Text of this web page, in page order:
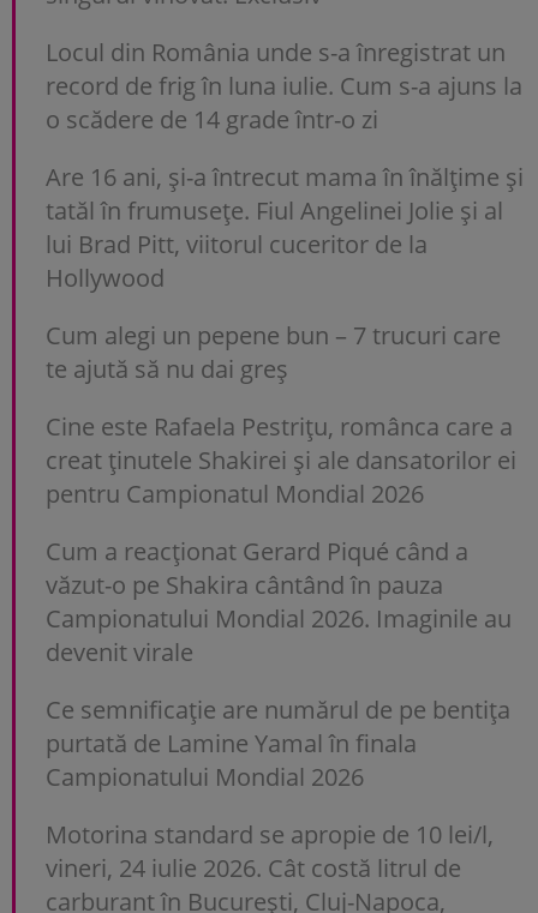
Locul din România unde s-a înregistrat un
record de frig în luna iulie. Cum s-a ajuns la
o scădere de 14 grade într-o zi
Are 16 ani, și-a întrecut mama în înălțime și
tatăl în frumusețe. Fiul Angelinei Jolie și al
lui Brad Pitt, viitorul cuceritor de la
Hollywood
Cum alegi un pepene bun – 7 trucuri care
te ajută să nu dai greș
Cine este Rafaela Pestrițu, românca care a
creat ținutele Shakirei și ale dansatorilor ei
pentru Campionatul Mondial 2026
Cum a reacționat Gerard Piqué când a
văzut-o pe Shakira cântând în pauza
Campionatului Mondial 2026. Imaginile au
devenit virale
Ce semnificație are numărul de pe bentița
purtată de Lamine Yamal în finala
Campionatului Mondial 2026
Motorina standard se apropie de 10 lei/l,
vineri, 24 iulie 2026. Cât costă litrul de
carburant în București, Cluj-Napoca,